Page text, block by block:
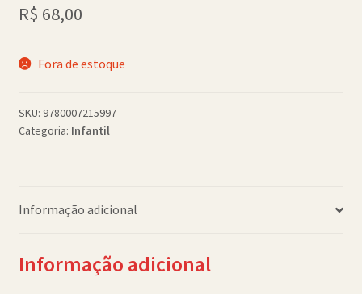
SCHOLASTICBOOKCLUB
R$ 68,00
Fora de estoque
SKU: 9780007215997
Categoria: Infantil
Informação adicional
Informação adicional